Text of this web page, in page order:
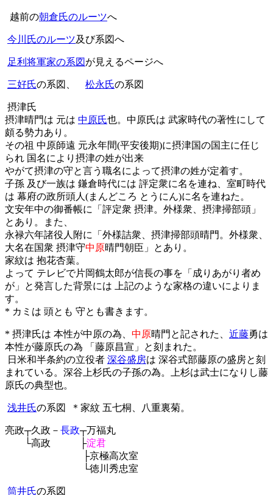
越前の朝倉氏のルーツへ
今川氏のルーツ及び系図へ
足利将軍家の系図 が見えるページへ
三好氏の系図、 松永氏の系図
摂津氏
摂津晴門は 元は 中原氏也。中原氏は 武家時代の著性にして
頗る勢力あり。
その祖 中原師遠 元永年間(平安後期)に摂津国の国主に任じ
られ 国名により摂津の姓が出来
やがて摂津の守と言う職名によって摂津の姓が定着す。
子孫 及び一族は 鎌倉時代には 評定衆に名を連ね、室町時代
は 幕府の政所頭人(まんどころ とうにん)に名を連ねた。
文安年中の御番帳に「評定衆 摂津。外様衆、摂津掃部頭」
とあり。また、
永禄六年諸役人附に「外様詰衆、摂津掃部頭晴門。外様衆、
大名在国衆 摂津守中原晴門朝臣」とあり。
家紋は 抱花杏葉。
よって テレビで片岡鶴太郎が信長の事を「成りあがり者め
が」と発言した背景には 上記のような家格の違いによりま
す。
* カミは 頭とも 守とも書きます。
* 摂津氏は 本性が中原の為、 中原晴門と記された、 近藤勇は
本性が藤原氏の為 「藤原昌宣」と刻まれた。
日米和半条約の立役者 深谷盛房は 深谷式部藤原の盛房と刻
まれている。深谷上杉氏の子孫の為。上杉は武士になりし藤
原氏の典型也。
浅井氏の系図 ＊家紋 五七桐、八重裏菊。
亮政┬久政－ 長政┬万福丸
└高政 ├淀君
├京極高次室
└徳川秀忠室
筒井氏の系図